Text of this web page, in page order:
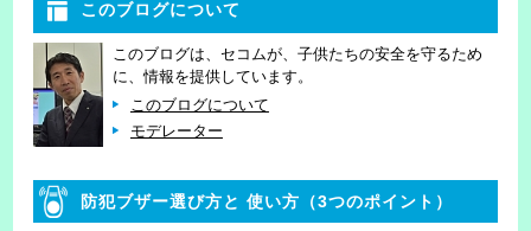
このブログについて
このブログは、セコムが、子供たちの安全を守るため
に、情報を提供しています。
このブログについて
モデレーター
防犯ブザー選び方と 使い方（3つのポイント）